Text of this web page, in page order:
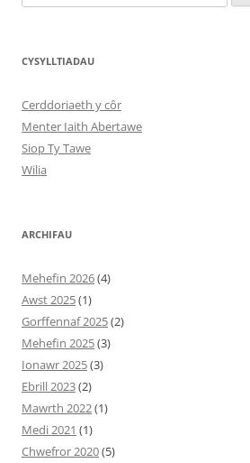
for:
CYSYLLTIADAU
Cerddoriaeth y côr
Menter Iaith Abertawe
Siop Ty Tawe
Wilia
ARCHIFAU
Mehefin 2026(4)
Awst 2025(1)
Gorffennaf 2025(2)
Mehefin 2025(3)
Ionawr 2025(3)
Ebrill 2023(2)
Mawrth 2022(1)
Medi 2021 (1)
Chwefror 2020(5)